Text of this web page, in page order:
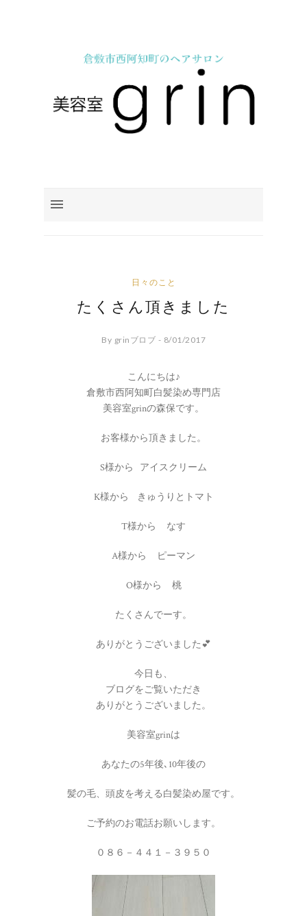
日々のこと
たくさん頂きました
By grinブロブ - 8/01/2017
こんにちは♪
倉敷市西阿知町白髪染め専門店
美容室grinの森保です。
お客様から頂きました。
S様から アイスクリーム
K様から きゅうりとトマト
T様から なす
A様から ピーマン
O様から 桃
たくさんでーす。
ありがとうございました💕
今日も、
ブログをご覧いただき
ありがとうございました。
美容室grinは
あなたの5年後､10年後の
髪の毛、頭皮を考える白髪染め屋です。
ご予約のお電話お願いします。
０８６－４４１－３９５０